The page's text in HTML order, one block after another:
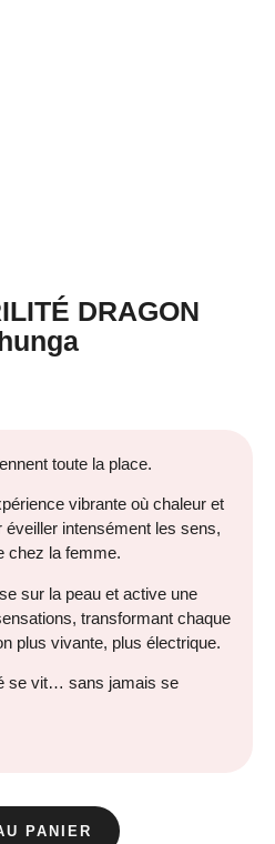
DRAGON
toute la place.
vibrante où chaleur et
éveiller intensément les sens,
chez la femme.
sur la peau et active une
transformant chaque
plus vivante, plus électrique.
se vit… sans jamais se
PANIER